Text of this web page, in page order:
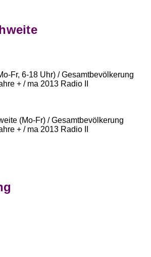
Fr, 6-18 Uhr) / Gesamtbevölkerung
+ / ma 2013 Radio II
(Mo-Fr) / Gesamtbevölkerung
+ / ma 2013 Radio II